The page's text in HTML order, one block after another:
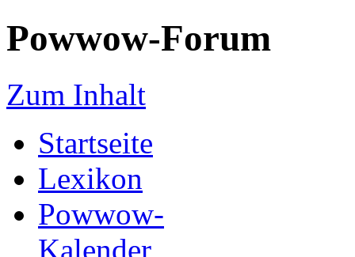
Powwow-Forum
Zum Inhalt
Startseite
Lexikon
Powwow-
Kalender